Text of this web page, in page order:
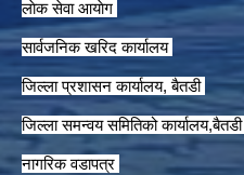
लाेक सेवा आयाेग
सार्वजनिक खरिद कार्यालय
जिल्ला प्रशासन कार्यालय, बैतडी
जिल्ला समन्वय समितिको कार्यालय,बैतडी
नागरिक वडापत्र